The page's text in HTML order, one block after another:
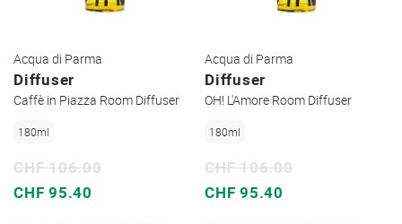
Acqua di Parma
Diffuser
Caffè in Piazza Room Diffuser
180ml
Sonderpreis
CHF 95.40
CHF 106.00
Acqua di Parma
Diffuser
OH! L'Amore Room Diffuser
180ml
Sonderpreis
CHF 95.40
CHF 106.00